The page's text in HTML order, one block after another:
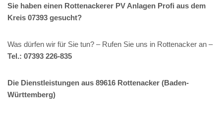
Sie haben einen Rottenackerer PV Anlagen Profi aus dem
Kreis 07393 gesucht?
Was dürfen wir für Sie tun? – Rufen Sie uns in Rottenacker an –
Tel.: 07393 226-835
Die Dienstleistungen aus 89616 Rottenacker (Baden-
Württemberg)